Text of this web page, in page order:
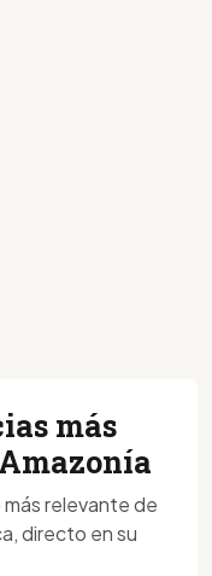
más
relevante de
directo en su